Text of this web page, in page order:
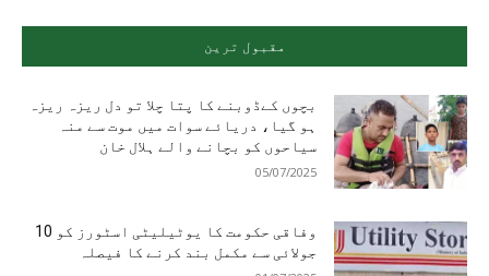
مقبول ترین
بچوں کےڈوبنے کا پتا چلا تو دل ریزہ ریزہ
ہو گیا، دریائے سوات میں موت سے منہ
سیاحوں کو بچانے والے ہلال خان
05/07/2025
وفاقی حکومت کا یوٹیلیٹی اسٹورز کو 10
جولائی سے مکمل بند کرنے کا فیصلہ